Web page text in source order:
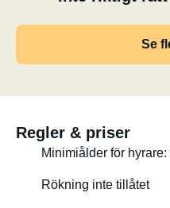
Se
Regler & priser
Minimiålder för hyrare:
Rökning inte tillåtet